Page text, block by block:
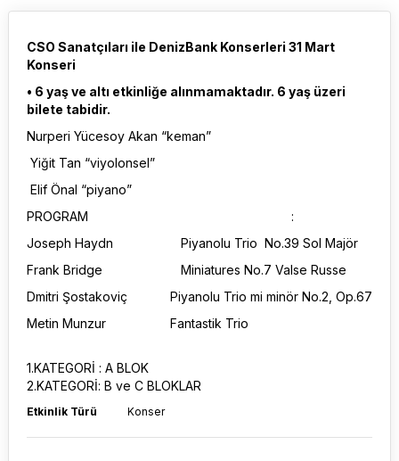
CSO Sanatçıları ile DenizBank Konserleri 31 Mart
Konseri
• 6 yaş ve altı etkinliğe alınmamaktadır. 6 yaş üzeri
bilete tabidir.
Nurperi Yücesoy Akan “keman”
Yiğit Tan “viyolonsel”
Elif Önal “piyano”
PROGRAM :
Joseph Haydn Piyanolu Trio No.39 Sol Majör
Frank Bridge Miniatures No.7 Valse Russe
Dmitri Şostakoviç Piyanolu Trio mi minör No.2, Op.67
Metin Munzur Fantastik Trio
1.KATEGORİ : A BLOK
2.KATEGORİ: B ve C BLOKLAR
Etkinlik Türü Konser